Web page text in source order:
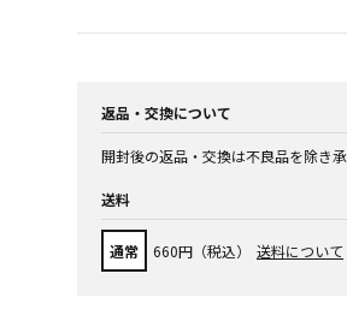
返品・交換について
開封後の返品・交換は不良品を除き承
送料
通常 660円（税込） 送料について